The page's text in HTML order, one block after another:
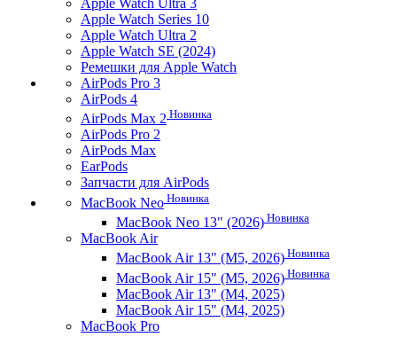
Apple Watch Ultra 3
Apple Watch Series 10
Apple Watch Ultra 2
Apple Watch SE (2024)
Ремешки для Apple Watch
AirPods Pro 3
AirPods 4
AirPods Max 2 Новинка
AirPods Pro 2
AirPods Max
EarPods
Запчасти для AirPods
MacBook Neo Новинка
MacBook Neo 13" (2026) Новинка
MacBook Air
MacBook Air 13" (M5, 2026) Новинка
MacBook Air 15" (M5, 2026) Новинка
MacBook Air 13" (M4, 2025)
MacBook Air 15" (M4, 2025)
MacBook Pro